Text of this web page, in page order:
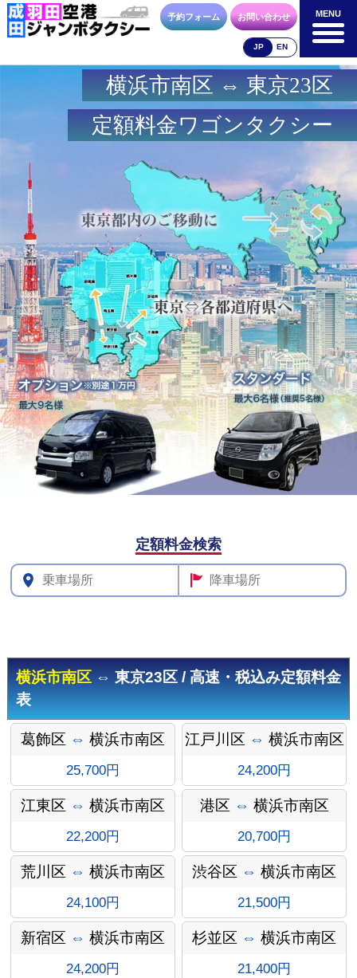
MENU
料金表
羽田空港
料金表
空港送迎以外
料金表
車種・荷物 お支払方法 合流方法
お問合せ 予約フォーム
その他料
金
オプショ
予約フォーム お問い合わせ
JP EN
MENU
横浜市南区 ⇔ 東京23区
定額料金ワゴンタクシー
定額料金検索
横浜市南区⇔ 東京23区 / 高速・税込み定額料金
表
葛飾区 ⇔ 横浜市南区
25,700円
江戸川区 ⇔ 横浜市南区
24,200円
江東区 ⇔ 横浜市南区
22,200円
港区 ⇔ 横浜市南区
20,700円
荒川区 ⇔ 横浜市南区
24,100円
渋谷区 ⇔ 横浜市南区
21,500円
新宿区 ⇔ 横浜市南区
24,200円
杉並区 ⇔ 横浜市南区
21,400円